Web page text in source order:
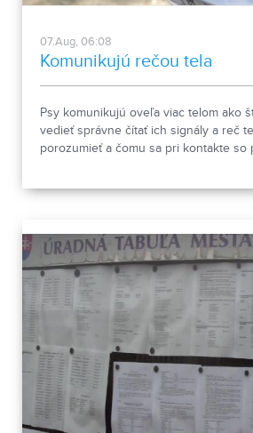
07.Aug, 06:08
Komunikujú rečou tela
Psy komunikujú oveľa viac telom ako
vedieť správne čítať ich signály a reč
porozumieť a čomu sa pri kontakte so